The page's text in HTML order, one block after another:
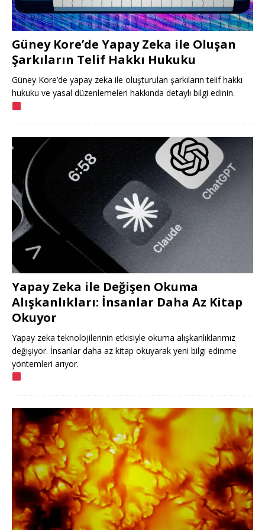
Güney Kore’de Yapay Zeka ile Oluşan
Şarkıların Telif Hakkı Hukuku
Güney Kore’de yapay zeka ile oluşturulan şarkıların telif hakkı
hukuku ve yasal düzenlemeleri hakkında detaylı bilgi edinin.
Yapay Zeka ile Değişen Okuma
Alışkanlıkları: İnsanlar Daha Az Kitap
Okuyor
Yapay zeka teknolojilerinin etkisiyle okuma alışkanlıklarımız
değişiyor. İnsanlar daha az kitap okuyarak yeni bilgi edinme
yöntemleri arıyor.